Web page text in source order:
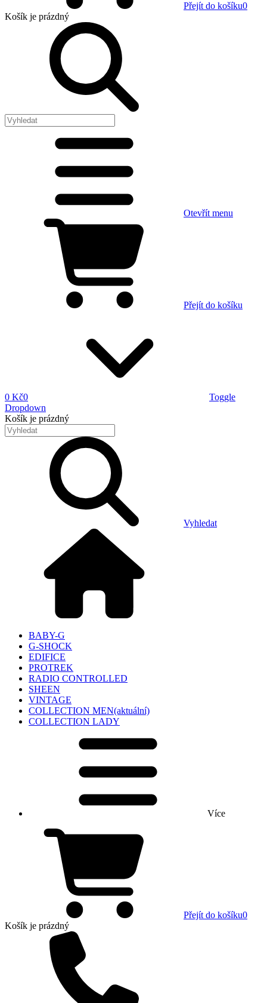
Přejít do košíku0
Košík je prázdný
Otevřít menu
Přejít do košíku
0 Kč0
Toggle
Dropdown
Košík je prázdný
Vyhledat
BABY-G
G-SHOCK
EDIFICE
PROTREK
RADIO CONTROLLED
SHEEN
VINTAGE
COLLECTION MEN(aktuální)
COLLECTION LADY
Více
Přejít do košíku0
Košík je prázdný